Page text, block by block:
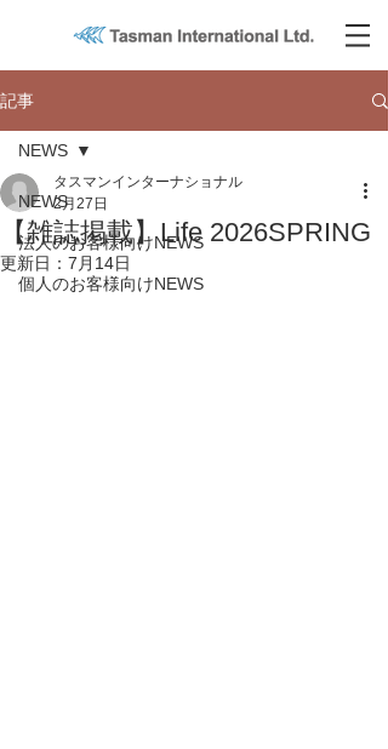
記事
NEWS
法人のお客様向けNEWS
個人のお客様向けNEWS
NEWS
【雑誌掲載】Life 2026SPRING
タスマンインターナショナル
2月27日
更新日： 7月14日